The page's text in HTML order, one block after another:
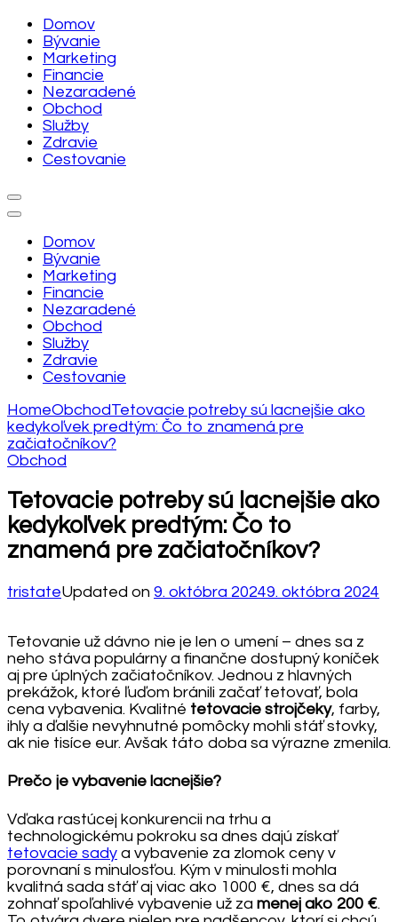
Skip
content
(Press
Enter)
Domov
Bývanie
Marketing
Financie
Nezaradené
Obchod
Služby
Zdravie
Cestovanie
Domov
Bývanie
Marketing
Financie
Nezaradené
Obchod
Služby
Zdravie
Cestovanie
HomeObchodTetovacie potreby sú lacnejšie ako
kedykoľvek predtým: Čo to znamená pre
začiatočníkov?
Obchod
Tetovacie potreby sú lacnejšie ako
kedykoľvek predtým: Čo to
znamená pre začiatočníkov?
tristateUpdated on 9. októbra 20249. októbra 2024
Tetovanie už dávno nie je len o umení – dnes sa z
neho stáva populárny a finančne dostupný koníček
aj pre úplných začiatočníkov. Jednou z hlavných
prekážok, ktoré ľuďom bránili začať tetovať, bola
cena vybavenia. Kvalitné tetovacie strojčeky, farby,
ihly a ďalšie nevyhnutné pomôcky mohli stáť stovky,
ak nie tisíce eur. Avšak táto doba sa výrazne zmenila.
Prečo je vybavenie lacnejšie?
Vďaka rastúcej konkurencii na trhu a
technologickému pokroku sa dnes dajú získať
tetovacie sady a vybavenie za zlomok ceny v
porovnaní s minulosťou. Kým v minulosti mohla
kvalitná sada stáť aj viac ako 1000 €, dnes sa dá
zohnať spoľahlivé vybavenie už za menej ako 200 €.